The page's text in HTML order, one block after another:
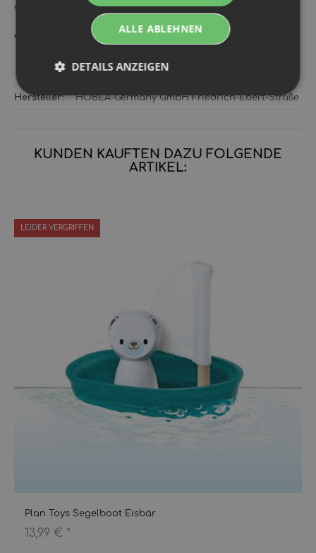
Versandgewicht‍: 0,20 kg
Artikelgewicht‍: 0,20 kg
Hersteller: HOBEA-Germany GmbH Friedrich-Ebert-Straße
KUNDEN KAUFTEN DAZU FOLGENDE
ARTIKEL:
LEIDER VERGRIFFEN
Plan Toys Segelboot Eisbär
13,99 € *
ALLE ABLEHNEN
DETAILS ANZEIGEN